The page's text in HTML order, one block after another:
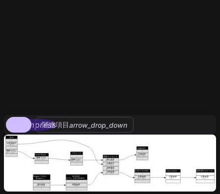
compress
関連項目arrow_drop_down